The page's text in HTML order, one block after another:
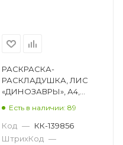
РАСКРАСКА-
РАСКЛАДУШКА, ЛИС
«ДИНОЗАВРЫ», А4,
Есть в наличии: 89
Код — КК-139856
ШтрихКод —